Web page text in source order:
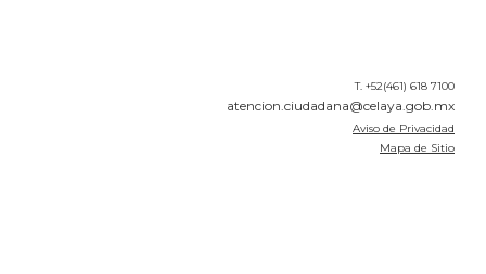
T. +52(461) 618 7100
atencion.ciudadana@celaya.gob.mx
Aviso de Privacidad
Mapa de Sitio